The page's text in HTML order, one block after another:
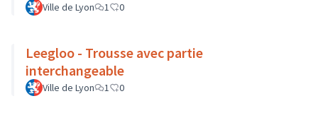
Ville de Lyon 1 0
Leegloo - Trousse avec partie
interchangeable
Ville de Lyon 1 0